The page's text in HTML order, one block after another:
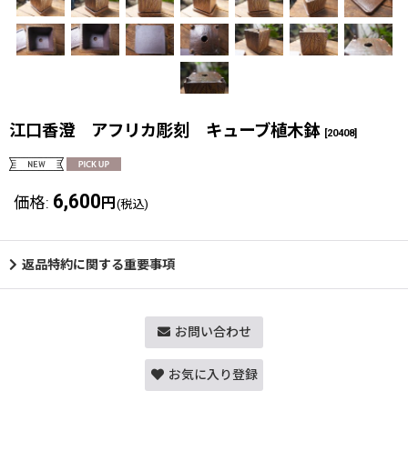
江口香澄 アフリカ彫刻 キューブ植木鉢 [20408]
価格: 6,600 円 (税込)
返品特約に関する重要事項
お問い合わせ
お気に入り登録